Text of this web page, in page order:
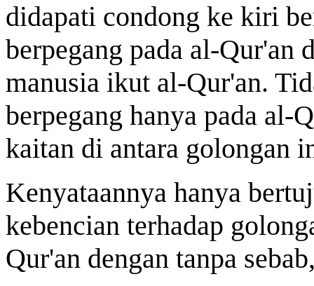
didapati condong ke kiri
berpegang pada al-Qur'an
manusia ikut al-Qur'an.
berpegang hanya pada al-
kaitan di antara golongan
Kenyataannya hanya
kebencian terhadap
Qur'an dengan tanpa